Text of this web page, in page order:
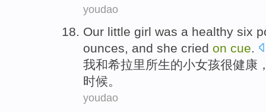
youdao
Our little girl was a healthy six
ounces , and she cried on cue
我和希拉里所生的小女孩很健康
时候。
youdao